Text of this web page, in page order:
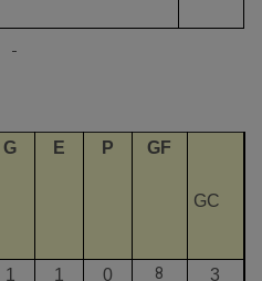
G E P GF
GC
1 1 0 8 3